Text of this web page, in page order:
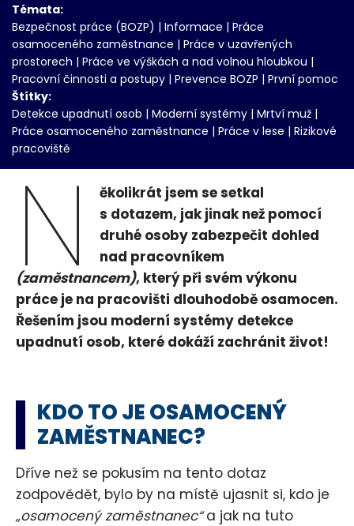
Témata:
Bezpečnost práce (BOZP) | Informace | Práce
osamoceného zaměstnance | Práce v uzavřených
prostorech | Práce ve výškách a nad volnou hloubkou |
Pracovní činnosti a postupy | Prevence BOZP | První pomoc
Štítky:
Detekce upadnutí osob | Moderní systémy | Mrtví muž |
Práce osamoceného zaměstnance | Práce v lese | Rizikové
pracoviště
N
ěkolikrát jsem se setkal
s dotazem, jak jinak než pomocí
druhé osoby zabezpečit dohled
nad pracovníkem
(zaměstnancem), který při svém výkonu
práce je na pracovišti dlouhodobě osamocen.
Řešením jsou moderní systémy detekce
upadnutí osob, které dokáží zachránit život!
KDO TO JE OSAMOCENÝ
ZAMĚSTNANEC?
Dříve než se pokusím na tento dotaz
zodpovědět, bylo by na místě ujasnit si, kdo je
„osamocený zaměstnanec“a jak na tuto